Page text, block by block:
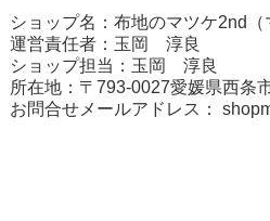
ショップ名：布地のマツケ2nd（
運営責任者：玉岡 淳良
ショップ担当：玉岡 淳良
所在地：〒793-0027愛媛県西条
お問合せメールアドレス：